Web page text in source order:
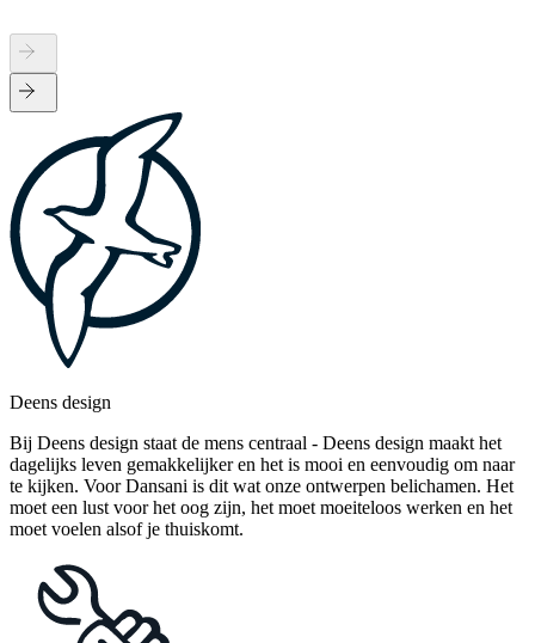
Deens design
Bij Deens design staat de mens centraal - Deens design maakt het
dagelijks leven gemakkelijker en het is mooi en eenvoudig om naar
te kijken. Voor Dansani is dit wat onze ontwerpen belichamen. Het
moet een lust voor het oog zijn, het moet moeiteloos werken en het
moet voelen alsof je thuiskomt.